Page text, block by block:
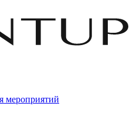
мероприятий